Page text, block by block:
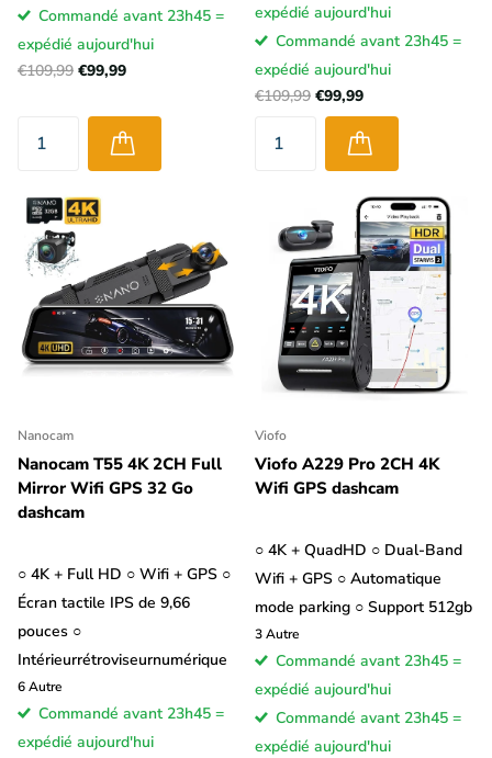
Commandé avant 23h45 =
expédié aujourd'hui
€109,99 €99,99
expédié aujourd'hui
Commandé avant 23h45 =
expédié aujourd'hui
€109,99 €99,99
Nanocam
Nanocam T55 4K 2CH Full
Mirror Wifi GPS 32 Go
dashcam
○ 4K + Full HD ○ Wifi + GPS ○
Écran tactile IPS de 9,66
pouces ○
Intérieurrétroviseurnumérique
6Autre
Commandé avant 23h45 =
expédié aujourd'hui
Viofo
Viofo A229 Pro 2CH 4K
Wifi GPS dashcam
○ 4K + QuadHD ○ Dual-Band
Wifi + GPS ○ Automatique
mode parking ○ Support 512gb
3Autre
Commandé avant 23h45 =
expédié aujourd'hui
Commandé avant 23h45 =
expédié aujourd'hui